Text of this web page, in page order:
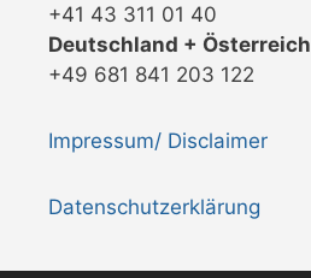
+41 43 311 01 40
Deutschland + Österreich
+49 681 841 203 122
Impressum/ Disclaimer
Datenschutzerklärung